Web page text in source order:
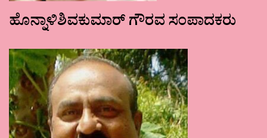
ಹೊನ್ನಾಳಿಶಿವಕುಮಾರ್ ಗೌರವ ಸಂಪಾದಕರು